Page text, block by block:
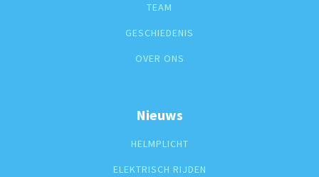
TEAM
GESCHIEDENIS
OVER ONS
Nieuws
HELMPLICHT
ELEKTRISCH RIJDEN